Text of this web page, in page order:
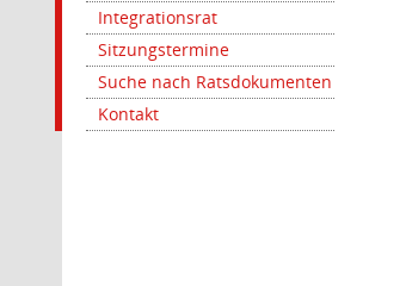
Integrationsrat
Sitzungstermine
Suche nach Ratsdokumenten
Kontakt